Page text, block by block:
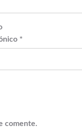
*
comente.